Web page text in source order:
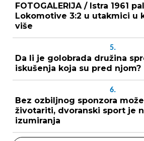
FOTOGALERIJA / Istra 1961
Lokomotive 3:2 u utakmici u
više
5.
Da li je golobrada družina
iskušenja koja su pred njom?
6.
Bez ozbiljnog sponzora
životariti, dvoranski sport je
izumiranja